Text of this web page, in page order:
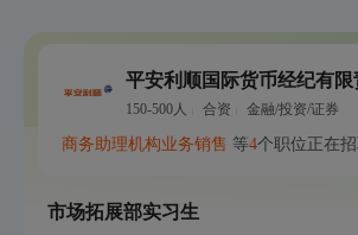
平安利顺国际货币经纪有限
150-500人 合资 金融/投资/证券
商务助理机构业务销售 等4个职位正在
市场拓展部实习生